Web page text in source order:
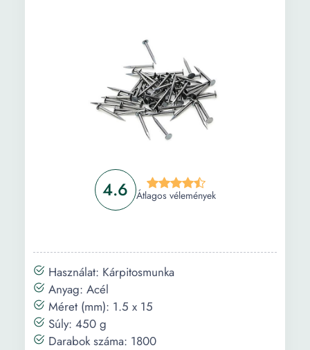
4.6 Átlagos vélemények
Használat: Kárpitosmunka
Anyag: Acél
Méret (mm): 1.5 x 15
Súly: 450 g
Darabok száma: 1800
Vásárlási útmutató
Gyakori kérdések